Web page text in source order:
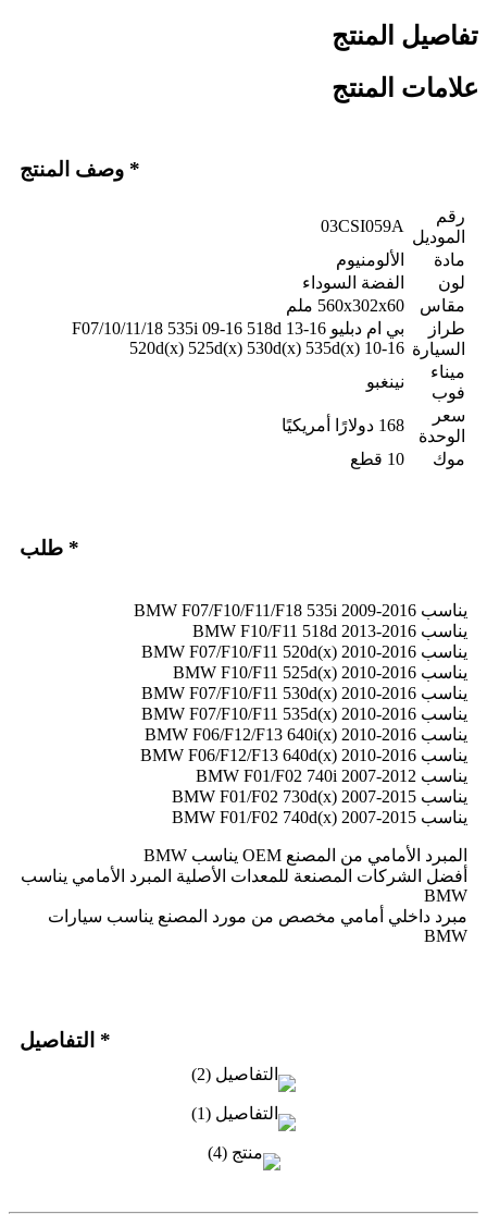
تفاصيل المنتج
علامات المنتج
* وصف المنتج
رقم
الموديل
03CSI059A
مادة
الألومنيوم
لون
الفضة السوداء
مقاس
560x302x60 ملم
طراز
السيارة
بي ام دبليو F07/10/11/18 535i 09-16 518d 13-16
520d(x) 525d(x) 530d(x) 535d(x) 10-16
ميناء
فوب
نينغبو
سعر
الوحدة
168 دولارًا أمريكيًا
موك
10 قطع
* طلب
يناسب BMW F07/F10/F11/F18 535i 2009-2016
يناسب BMW F10/F11 518d 2013-2016
يناسب BMW F07/F10/F11 520d(x) 2010-2016
يناسب BMW F10/F11 525d(x) 2010-2016
يناسب BMW F07/F10/F11 530d(x) 2010-2016
يناسب BMW F07/F10/F11 535d(x) 2010-2016
يناسب BMW F06/F12/F13 640i(x) 2010-2016
يناسب BMW F06/F12/F13 640d(x) 2010-2016
يناسب BMW F01/F02 740i 2007-2012
يناسب BMW F01/F02 730d(x) 2007-2015
يناسب BMW F01/F02 740d(x) 2007-2015
المبرد الأمامي من المصنع OEM يناسب BMW
أفضل الشركات المصنعة للمعدات الأصلية المبرد الأمامي يناسب
BMW
مبرد داخلي أمامي مخصص من مورد المصنع يناسب سيارات
BMW
* التفاصيل